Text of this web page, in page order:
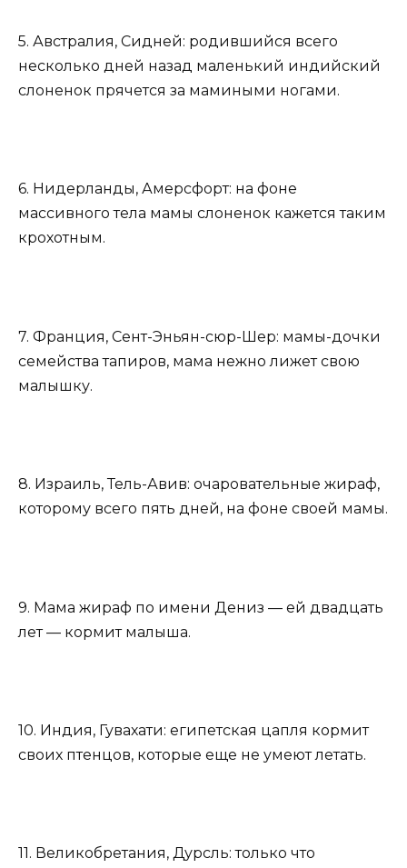
5. Австралия, Сидней: родившийся всего
несколько дней назад маленький индийский
слоненок прячется за мамиными ногами.
6. Нидерланды, Амерсфорт: на фоне
массивного тела мамы слоненок кажется таким
крохотным.
7. Франция, Сент-Эньян-сюр-Шер: мамы-дочки
семейства тапиров, мама нежно лижет свою
малышку.
8. Израиль, Тель-Авив: очаровательные жираф,
которому всего пять дней, на фоне своей мамы.
9. Мама жираф по имени Дениз — ей двадцать
лет — кормит малыша.
10. Индия, Гувахати: египетская цапля кормит
своих птенцов, которые еще не умеют летать.
11. Великобретания, Дурсль: только что